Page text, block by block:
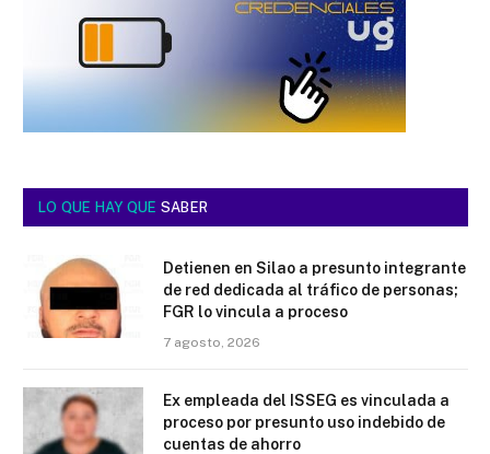
LO QUE HAY QUE SABER
Detienen en Silao a presunto integrante
de red dedicada al tráfico de personas;
FGR lo vincula a proceso
7 agosto, 2026
Ex empleada del ISSEG es vinculada a
proceso por presunto uso indebido de
cuentas de ahorro